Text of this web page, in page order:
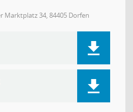
Marktplatz 34, 84405 Dorfen